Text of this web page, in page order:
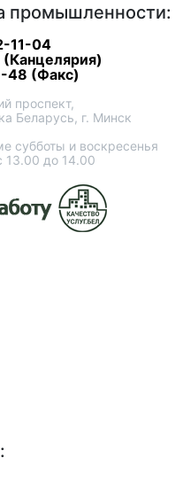
промышленности:
11-04
48 (Факс)
проспект,
Беларусь, г. Минск
субботы и воскресенья
13.00 до 14.00